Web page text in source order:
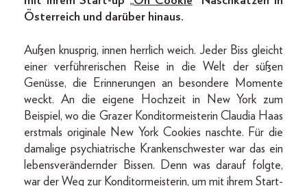
Österreich und darüber hinaus.
Außen knusprig, innen herrlich weich. Jeder Biss gleicht
einer verführerischen Reise in die Welt der süßen
Genüsse, die Erinnerungen an besondere Momente
weckt. An die eigene Hochzeit in New York zum
Beispiel, wo die Grazer Konditormeisterin Claudia Haas
erstmals originale New York Cookies naschte. Für die
damalige psychiatrische Kranken­schwester war das ein
lebensverändernder Bissen. Denn was darauf folgte,
war der Weg zur Konditormeisterin, um mit ihrem Start-